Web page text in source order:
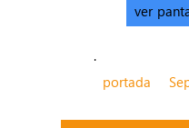
ver
.
portada